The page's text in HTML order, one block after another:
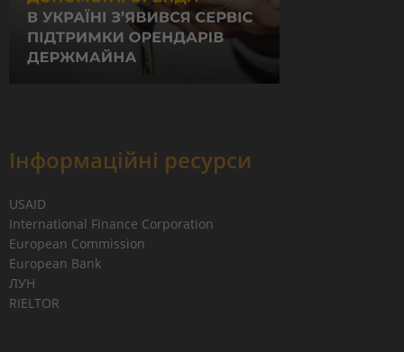
Інформаційні ресурси
USAID
International Finance Corporation
European Commission
European Bank
ЛУН
RIELTOR